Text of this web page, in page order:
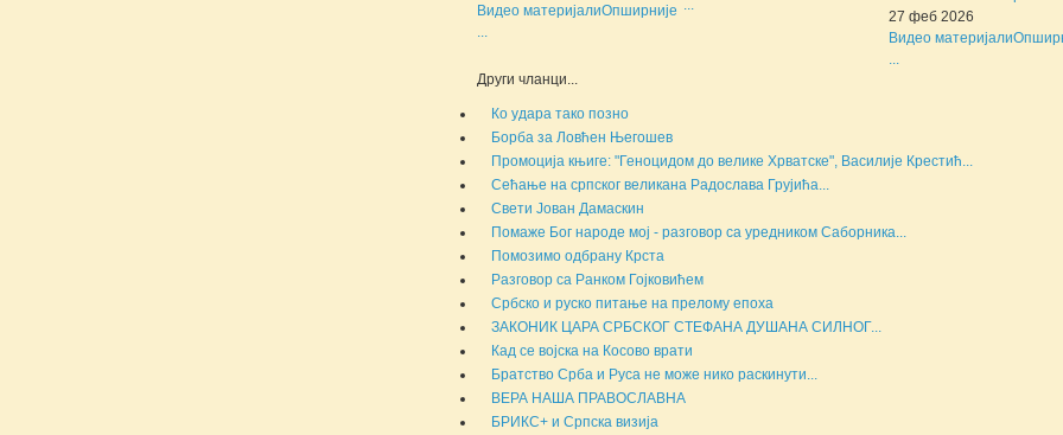
Видео материјалиОпширније
27 феб 2026
Видео материјали
Други чланци...
Ко удара тако позно
Борба за Ловћен Његошев
Промоција књиге: "Геноцидом до велике Хрватске", Василије Крестић...
Сећање на српског великана Радослава Грујића...
Свети Јован Дамаскин
Помаже Бог народе мој - разговор са уредником Саборника...
Помозимо одбрану Крста
Разговор са Ранком Гојковићем
Србско и руско питање на прелому епоха
ЗАКОНИК ЦАРА СРБСКОГ СТЕФАНА ДУШАНА СИЛНОГ...
Кад се војска на Косово врати
Братство Срба и Руса не може нико раскинути...
ВЕРА НАША ПРАВОСЛАВНА
БРИКС+ и Српска визија